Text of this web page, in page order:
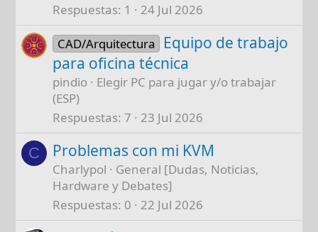
Respuestas 1 24 Jul 2026
CAD/Arquitectura
Equipo de trabajo
para oficina técnica
pindio
Elegir PC para jugar y/o trabajar
(ESP)
Respuestas 7 23 Jul 2026
C Problemas con mi KVM
Charlypol
General [Dudas, Noticias,
Hardware y Debates]
Respuestas 0 22 Jul 2026